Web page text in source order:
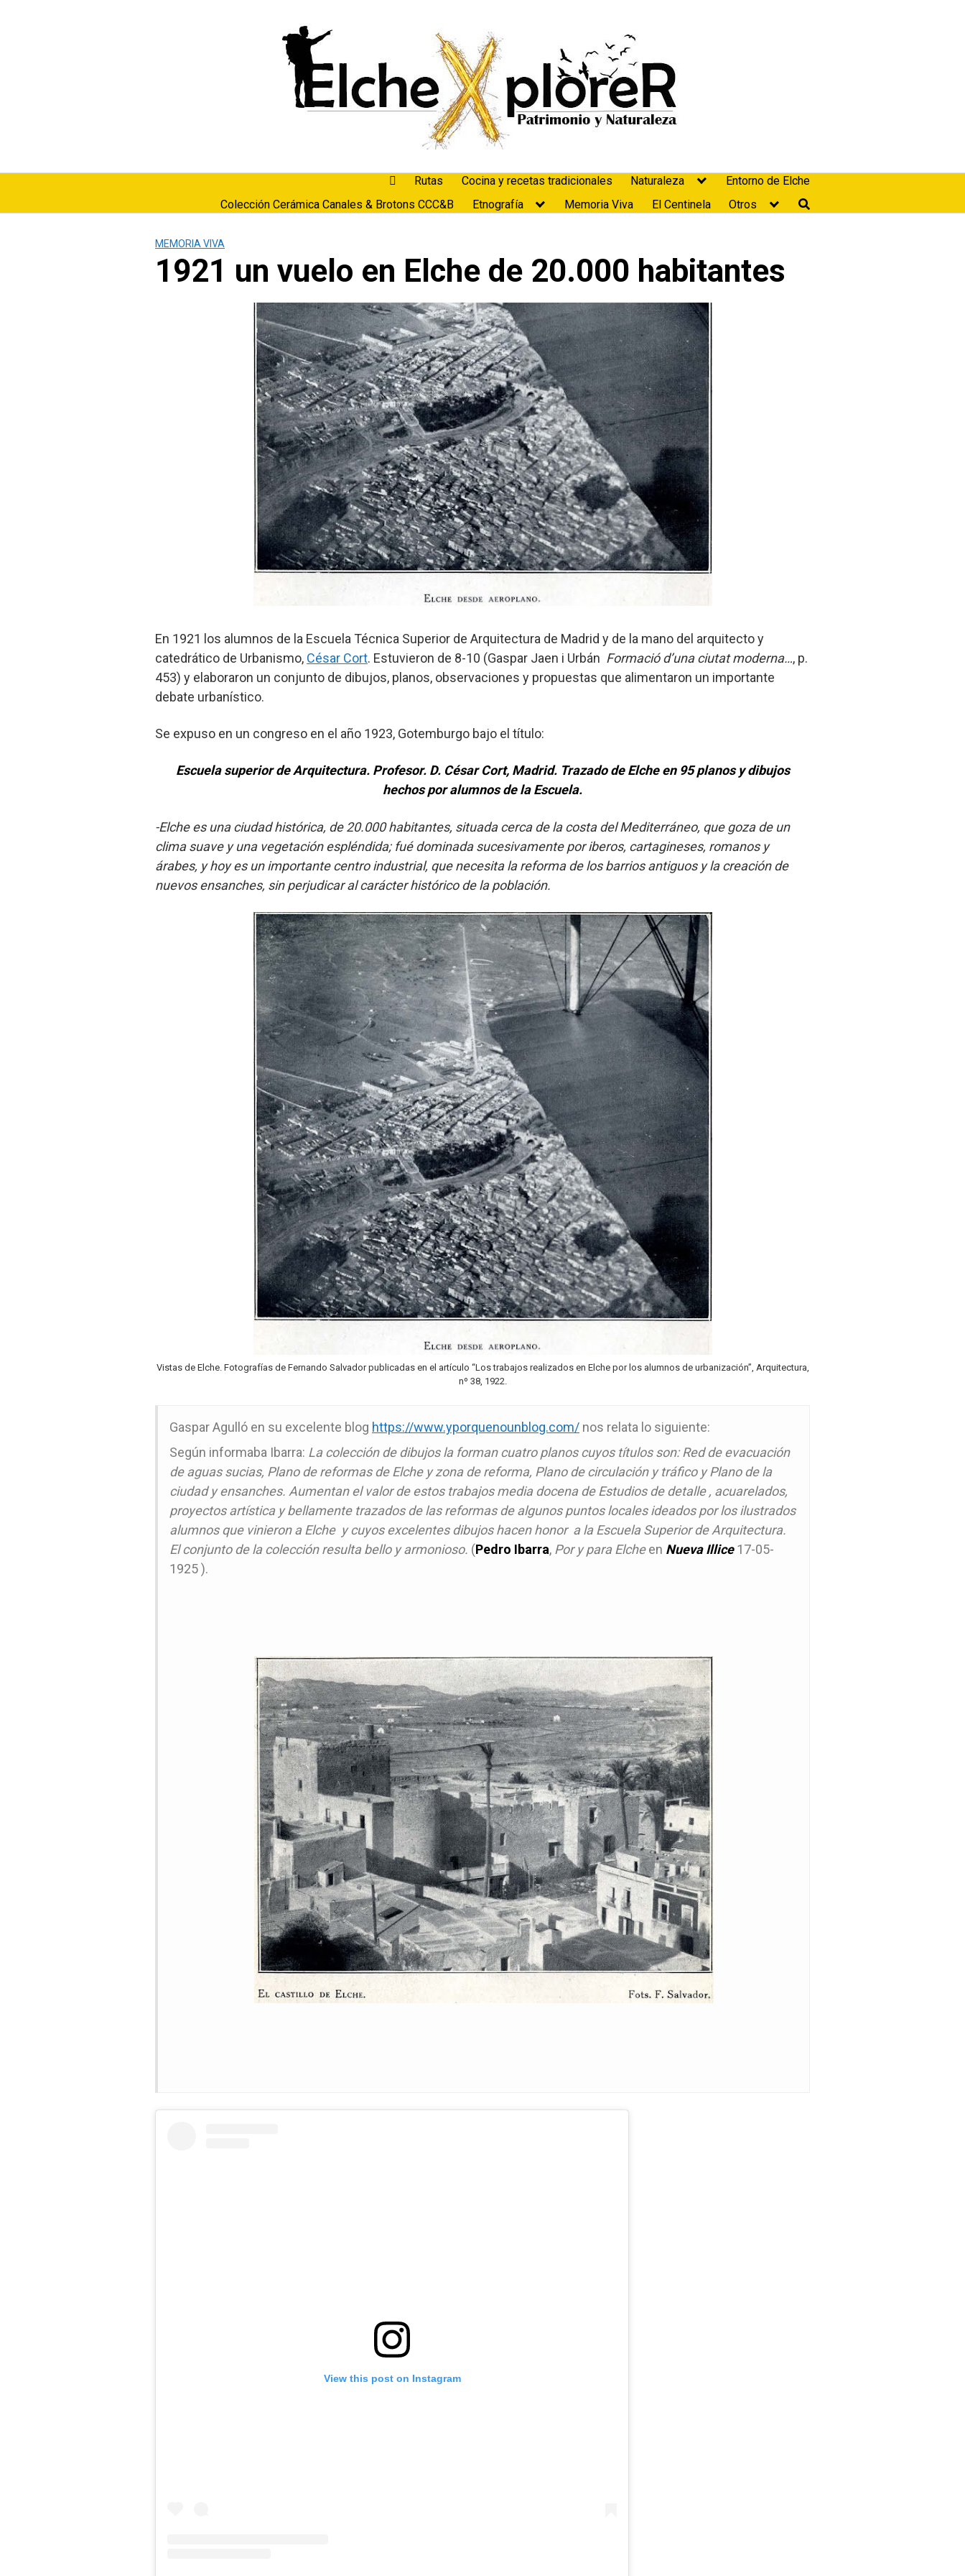
Rutas Cocina y recetas tradicionales Naturaleza
Entorno de Elche
Colección Cerámica Canales & Brotons CCC&B
Etnografía Memoria Viva El Centinela Otros
MEMORIA VIVA
1921 un vuelo en Elche de 20.000 habitantes
En 1921 los alumnos de la Escuela Técnica Superior de Arquitectura de Madrid y de la mano del arquitecto y
catedrático de Urbanismo, César Cort. Estuvieron de 8-10 (Gaspar Jaen i Urbán Formació d’una ciutat moderna…, p.
453) y elaboraron un conjunto de dibujos, planos, observaciones y propuestas que alimentaron un importante
debate urbanístico.
Se expuso en un congreso en el año 1923, Gotemburgo bajo el título:
Escuela superior de Arquitectura. Profesor. D. César Cort, Madrid. Trazado de Elche en 95 planos y dibujos
hechos por alumnos de la Escuela.
-Elche es una ciudad histórica, de 20.000 habitantes, situada cerca de la costa del Mediterráneo, que goza de un
clima suave y una vegetación espléndida; fué dominada sucesivamente por iberos, cartagineses, romanos y
árabes, y hoy es un importante centro industrial, que necesita la reforma de los barrios antiguos y la creación de
nuevos ensanches, sin perjudicar al carácter histórico de la población.
Vistas de Elche. Fotografías de Fernando Salvador publicadas en el artículo “Los trabajos realizados en Elche por los alumnos de urbanización”, Arquitectura,
nº 38, 1922.
Gaspar Agulló en su excelente blog https://www.yporquenounblog.com/ nos relata lo siguiente:
Según informaba Ibarra: La colección de dibujos la forman cuatro planos cuyos títulos son: Red de evacuación
de aguas sucias, Plano de reformas de Elche y zona de reforma, Plano de circulación y tráfico y Plano de la
ciudad y ensanches. Aumentan el valor de estos trabajos media docena de Estudios de detalle , acuarelados,
proyectos artística y bellamente trazados de las reformas de algunos puntos locales ideados por los ilustrados
alumnos que vinieron a Elche y cuyos excelentes dibujos hacen honor a la Escuela Superior de Arquitectura.
El conjunto de la colección resulta bello y armonioso. (Pedro Ibarra, Por y para Elcheen Nueva Illice17-05-
1925 ).
View this post on Instagram